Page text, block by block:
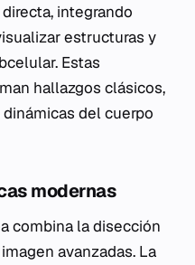
integrando
estructuras y
Estas
hallazgos clásicos,
del cuerpo
modernas
combina la disección
avanzadas. La